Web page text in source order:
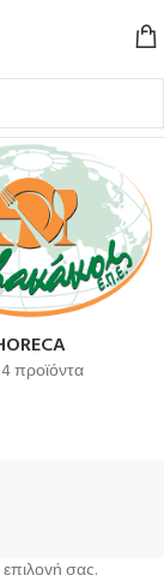
προϊόντα